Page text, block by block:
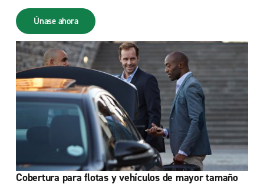
Únase ahora
Cobertura para flotas y vehículos de mayor tamaño